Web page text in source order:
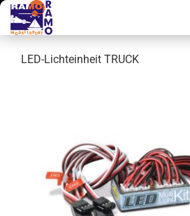
LED-Lichteinheit TRUCK